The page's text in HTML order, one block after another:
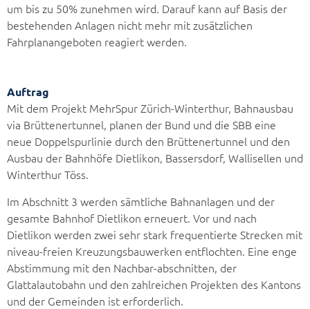
um bis zu 50% zunehmen wird. Darauf kann auf Basis der
bestehenden Anlagen nicht mehr mit zusätzlichen
Fahrplanangeboten reagiert werden.
Auftrag
Mit dem Projekt MehrSpur Zürich-Winterthur, Bahnausbau
via Brüttenertunnel, planen der Bund und die SBB eine
neue Doppelspurlinie durch den Brüttenertunnel und den
Ausbau der Bahnhöfe Dietlikon, Bassersdorf, Wallisellen und
Winterthur Töss.
Im Abschnitt 3 werden sämtliche Bahnanlagen und der
gesamte Bahnhof Dietlikon erneuert. Vor und nach
Dietlikon werden zwei sehr stark frequentierte Strecken mit
niveau-freien Kreuzungsbauwerken entflochten. Eine enge
Abstimmung mit den Nachbar-abschnitten, der
Glattalautobahn und den zahlreichen Projekten des Kantons
und der Gemeinden ist erforderlich.